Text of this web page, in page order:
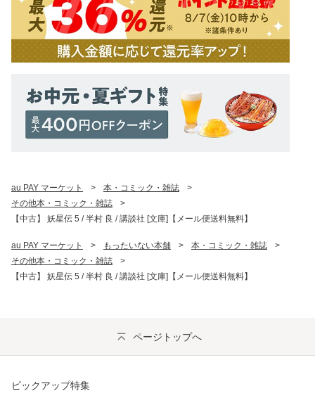
au PAY マーケット > 本・コミック・雑誌
>
その他本・コミック・雑誌
>
【中古】 妖星伝 5 / 半村 良 / 講談社 [文庫]【メール便送料無料】
au PAY マーケット > もったいない本舗 > 本・コミック・雑誌
>
その他本・コミック・雑誌
>
【中古】 妖星伝 5 / 半村 良 / 講談社 [文庫]【メール便送料無料】
ページトップへ
ピックアップ特集